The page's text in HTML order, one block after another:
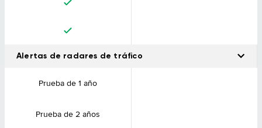
Alertas de radares de tráfico
radar de tráfico.
Prueba de 1 año
Prueba de 2 años